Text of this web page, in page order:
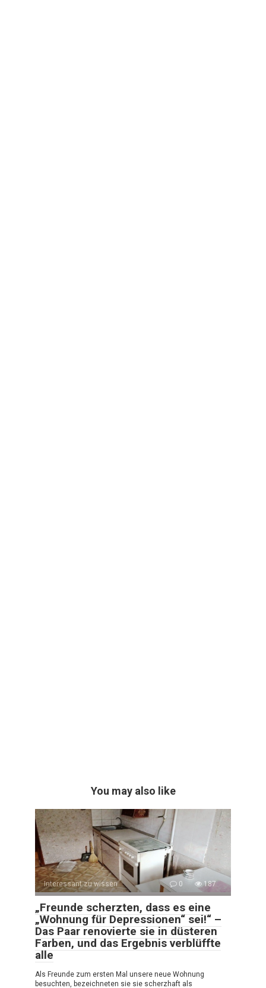
You may also like
Interessant zu wissen 0 187
„Freunde scherzten, dass es eine
„Wohnung für Depressionen“ sei!“ –
Das Paar renovierte sie in düsteren
Farben, und das Ergebnis verblüffte
alle
Als Freunde zum ersten Mal unsere neue Wohnung
besuchten, bezeichneten sie sie scherzhaft als